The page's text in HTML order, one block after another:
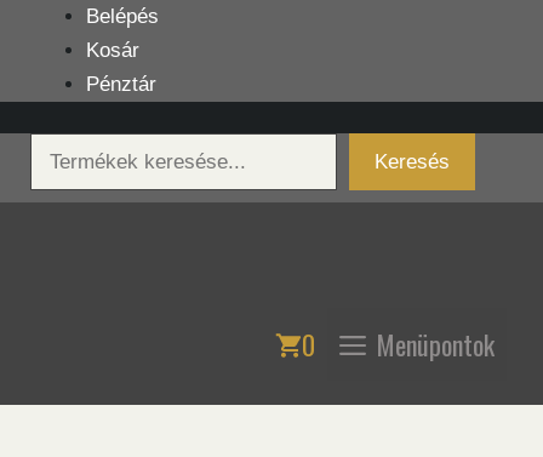
tartalomba
Belépés
Kosár
Pénztár
Keresés
Keresés
0 Menüpontok